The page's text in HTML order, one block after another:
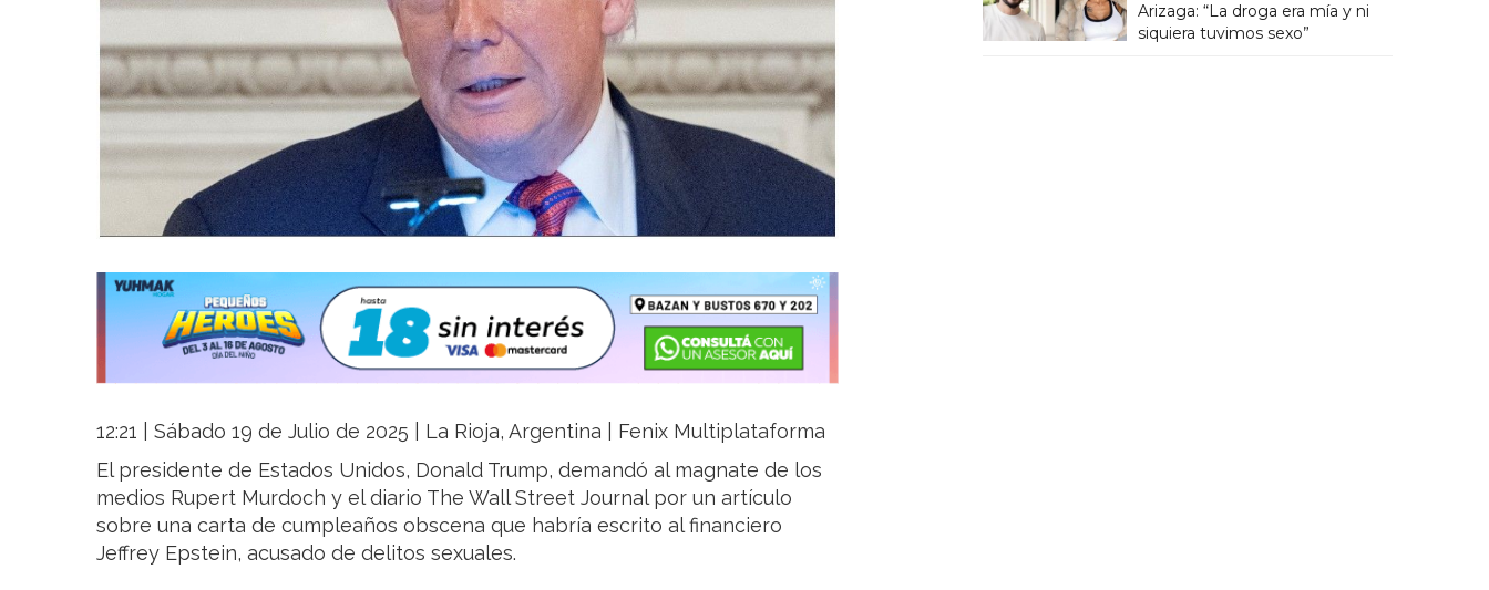
12:21 | Sábado 19 de Julio de 2025 | La Rioja, Argentina | Fenix Multiplataforma
El presidente de Estados Unidos, Donald Trump, demandó al magnate de los
medios Rupert Murdoch y el diario The Wall Street Journal por un artículo
sobre una carta de cumpleaños obscena que habría escrito al financiero
Jeffrey Epstein, acusado de delitos sexuales.
Arizaga: “La droga era mía y ni
siquiera tuvimos sexo”